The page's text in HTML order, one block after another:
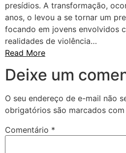
presídios. A transformação,
anos, o levou a se tornar um
focando em jovens envolvidos
realidades de violência…
Read More
Deixe um
O seu endereço de e-mail não
obrigatórios são marcados com
Comentário *